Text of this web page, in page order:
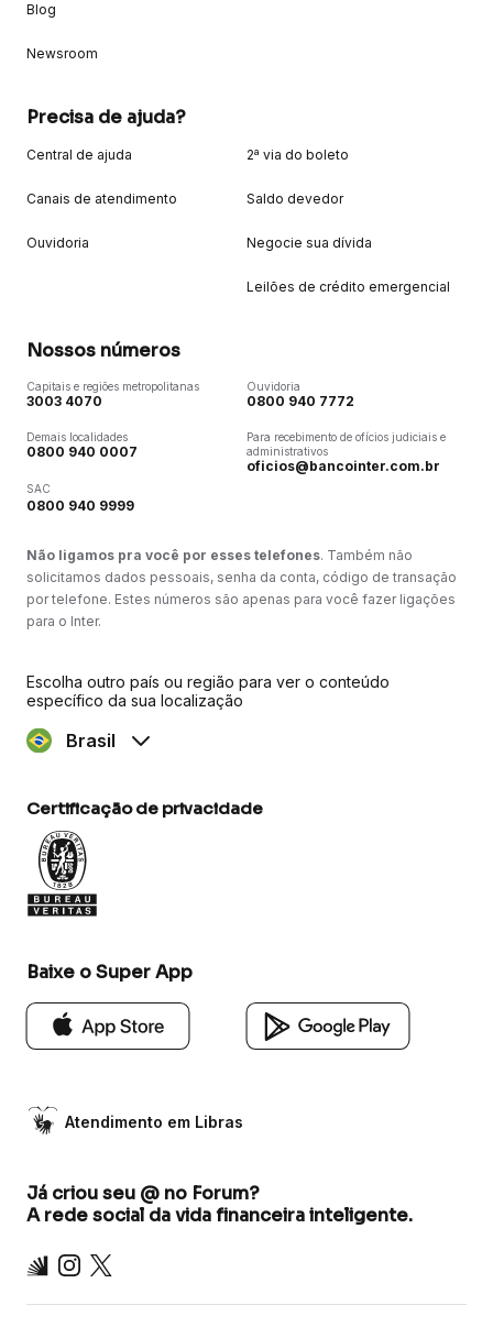
Blog
Newsroom
Precisa de ajuda?
Central de ajuda
Canais de atendimento
Ouvidoria
2ª via do boleto
Saldo devedor
Negocie sua dívida
Leilões de crédito emergencial
Nossos números
Capitais e regiões metropolitanas
3003 4070
Demais localidades
0800 940 0007
SAC
0800 940 9999
Ouvidoria
0800 940 7772
Para recebimento de ofícios judiciais e
administrativos
oficios@bancointer.com.br
Não ligamos pra você por esses telefones. Também não
solicitamos dados pessoais, senha da conta, código de transação
por telefone. Estes números são apenas para você fazer ligações
para o Inter.
Escolha outro país ou região para ver o conteúdo
específico da sua localização
Brasil
Certificação de privacidade
Baixe o Super App
Atendimento em Libras
Já criou seu @ no Forum?
A rede social da vida financeira inteligente.
Inter Instagram
X